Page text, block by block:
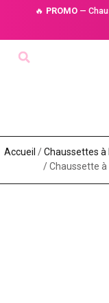
🔥 PROMO —
Accueil /Chaussettes à
/ Chaussette